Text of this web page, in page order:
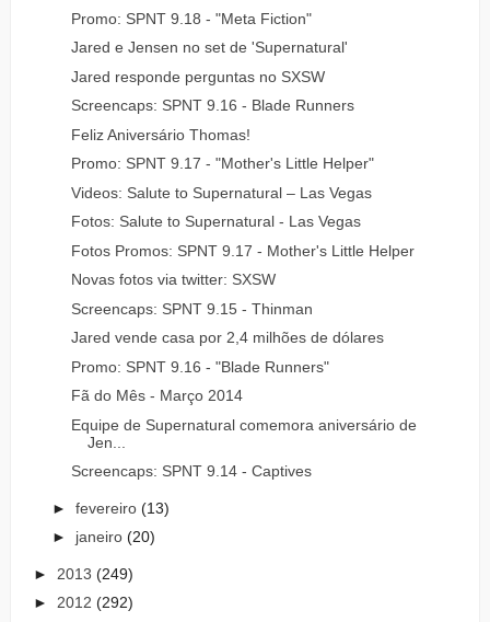
Promo: SPNT 9.18 - "Meta Fiction"
Jared e Jensen no set de 'Supernatural'
Jared responde perguntas no SXSW
Screencaps: SPNT 9.16 - Blade Runners
Feliz Aniversário Thomas!
Promo: SPNT 9.17 - "Mother's Little Helper"
Videos: Salute to Supernatural – Las Vegas
Fotos: Salute to Supernatural - Las Vegas
Fotos Promos: SPNT 9.17 - Mother's Little Helper
Novas fotos via twitter: SXSW
Screencaps: SPNT 9.15 - Thinman
Jared vende casa por 2,4 milhões de dólares
Promo: SPNT 9.16 - "Blade Runners"
Fã do Mês - Março 2014
Equipe de Supernatural comemora aniversário de
Jen...
Screencaps: SPNT 9.14 - Captives
► fevereiro (13)
► janeiro (20)
► 2013 (249)
► 2012 (292)